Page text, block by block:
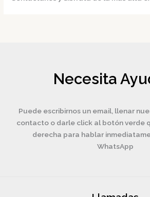
Necesita
Puede escribirnos un email, llenar
contacto o darle click al botón verde
derecha para hablar
WhatsApp